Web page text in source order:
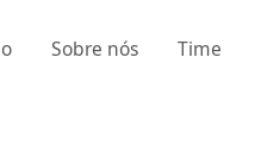
Sobre nós Time